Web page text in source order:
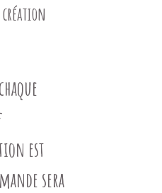
est
sera